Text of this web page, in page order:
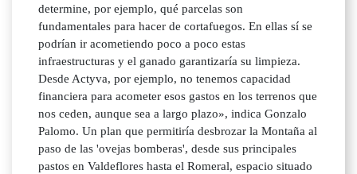
determine, por ejemplo, qué parcelas son
fundamentales para hacer de cortafuegos. En ellas sí se
podrían ir acometiendo poco a poco estas
infraestructuras y el ganado garantizaría su limpieza.
Desde Actyva, por ejemplo, no tenemos capacidad
financiera para acometer esos gastos en los terrenos que
nos ceden, aunque sea a largo plazo», indica Gonzalo
Palomo. Un plan que permitiría desbrozar la Montaña al
paso de las 'ovejas bomberas', desde sus principales
pastos en Valdeflores hasta el Romeral, espacio situado